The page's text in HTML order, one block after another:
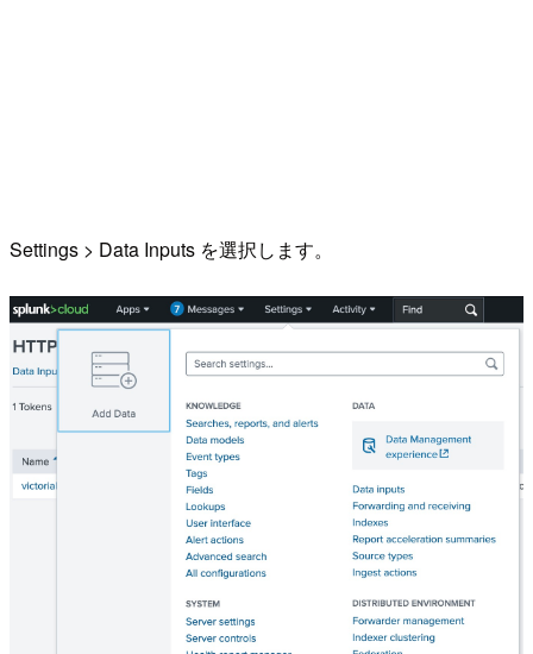
Settings > Data Inputs を選択します。